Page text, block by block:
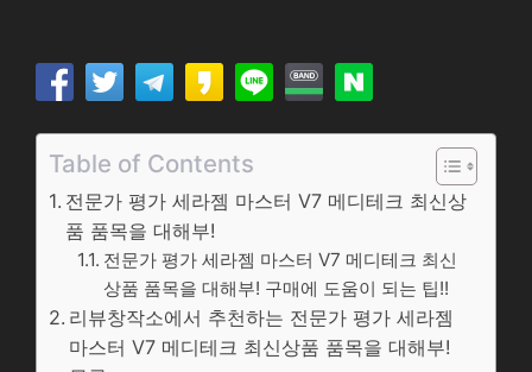
Table of Contents
전문가 평가 세라젬 마스터 V7 메디테크 최신상
품 품목을 대해부!
전문가 평가 세라젬 마스터 V7 메디테크 최신
상품 품목을 대해부! 구매에 도움이 되는 팁!!
리뷰창작소에서 추천하는 전문가 평가 세라젬
마스터 V7 메디테크 최신상품 품목을 대해부!